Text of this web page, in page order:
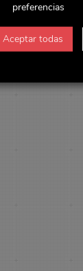
preferencias
Aceptar todas